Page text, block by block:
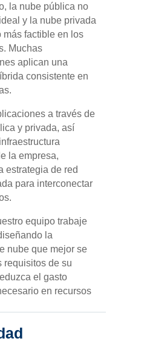
la nube pública no
y la nube privada
más factible en los
Muchas
aplican una
consistente en
a través de
y privada, así
la empresa,
estrategia de red
para interconectar
equipo trabaje
la
nube que mejor se
requisitos de su
el gasto
en recursos